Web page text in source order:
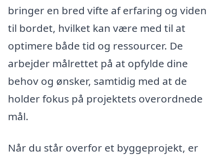
bringer en bred vifte af erfaring og viden
til bordet, hvilket kan være med til at
optimere både tid og ressourcer. De
arbejder målrettet på at opfylde dine
behov og ønsker, samtidig med at de
holder fokus på projektets overordnede
mål.
Når du står overfor et byggeprojekt, er